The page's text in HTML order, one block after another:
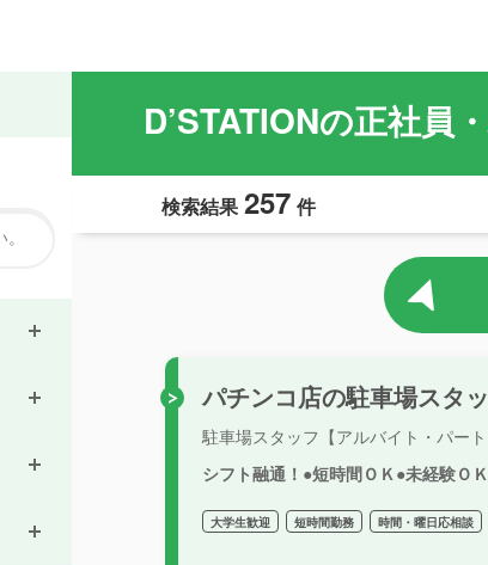
D’STATIONの正社員
検索結果 257 件
パチンコ店の駐車場スタ
駐車場スタッフ【アルバイト・パート
シフト融通！●短時間ＯＫ●未経験ＯＫ
大学生歓迎 短時間勤務 時間・曜日応相談